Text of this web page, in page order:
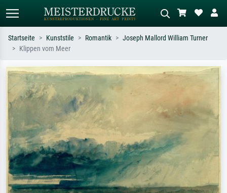
Suchen Sie nach Künstlern, Werktiteln
oder Stilen – z.B. Monet,
Sternennacht, Impressionismus, Welle
Hokusai, Akt.
Beschreiben Sie die Szene – z.B. Grüne
Ölgemälde, Stehender Akt neben einem
Startseite Kunststile Romantik
Joseph Mallord William Turner
Klippen vom Meer